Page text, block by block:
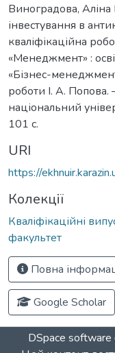
Виноградова,
інвестування в
кваліфікаційна
«Менеджмент» :
«Бізнес-
роботи І. А. Попова.
національний
101 с.
URI
https://
Колекції
Кваліфікаційні
факультет
Повна
Google Scholar
DSpace software